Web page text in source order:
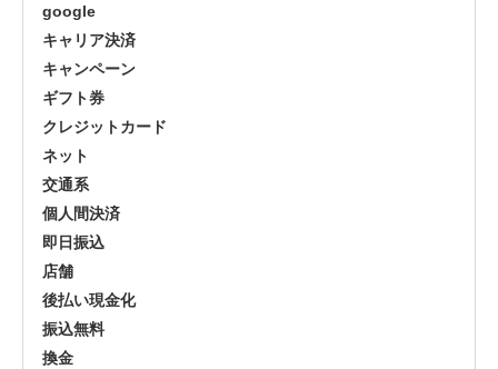
google
キャリア決済
キャンペーン
ギフト券
クレジットカード
ネット
交通系
個人間決済
即日振込
店舗
後払い現金化
振込無料
換金